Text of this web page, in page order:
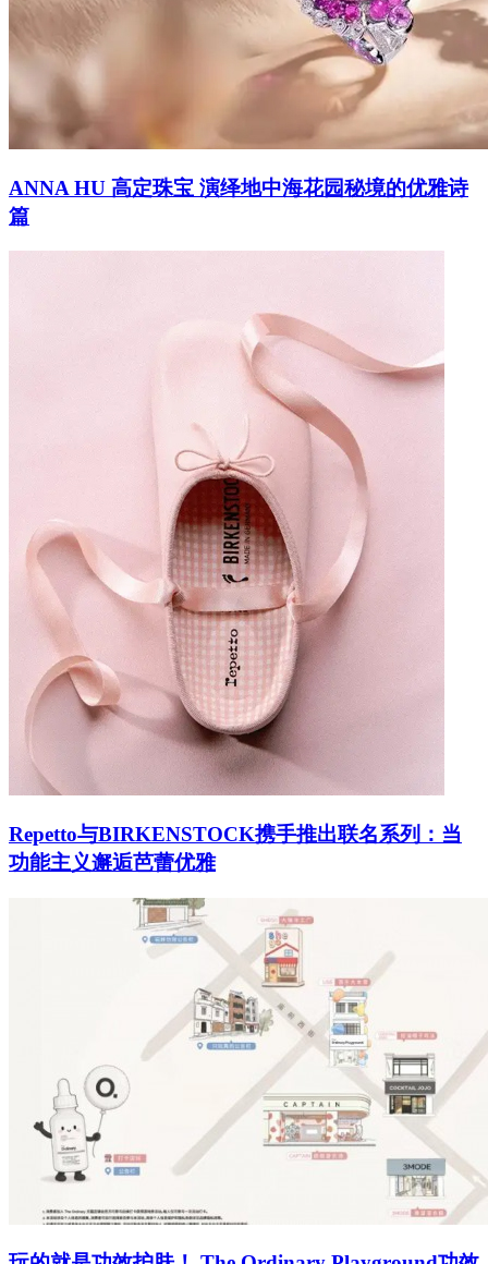
ANNA HU 高定珠宝 演绎地中海花园秘境的优雅诗
篇
Repetto与BIRKENSTOCK携手推出联名系列：当
功能主义邂逅芭蕾优雅